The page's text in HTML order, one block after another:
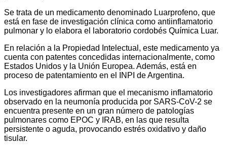
Se trata de un medicamento denominado Luarprofeno, que
está en fase de investigación clínica como antiinflamatorio
pulmonar y lo elabora el laboratorio cordobés Química Luar.
En relación a la Propiedad Intelectual, este medicamento ya
cuenta con patentes concedidas internacionalmente, como
Estados Unidos y la Unión Europea. Además, está en
proceso de patentamiento en el INPI de Argentina.
Los investigadores afirman que el mecanismo inflamatorio
observado en la neumonía producida por SARS-CoV-2 se
encuentra presente en un gran número de patologías
pulmonares como EPOC y IRAB, en las que resulta
persistente o aguda, provocando estrés oxidativo y daño
tisular.